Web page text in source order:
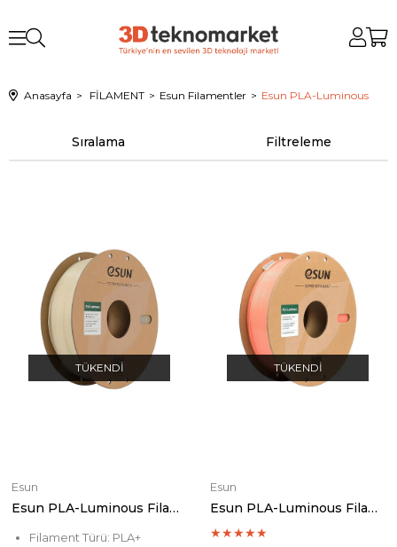
Anasayfa FİLAMENT Esun Filamentler Esun PLA-Luminous
Filtreleme
Sıralama
TÜKENDI
Esun
Esun PLA-Luminous Filament Rainbow
Filament Türü: PLA+
TÜKENDI
Esun
Esun PLA-Luminous Filament Orange
★★★★★